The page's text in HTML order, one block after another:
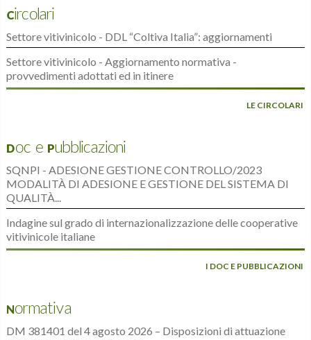
Circolari
Settore vitivinicolo - DDL “Coltiva Italia”: aggiornamenti
Settore vitivinicolo - Aggiornamento normativa -
provvedimenti adottati ed in itinere
LE CIRCOLARI
Doc e Pubblicazioni
SQNPI - ADESIONE GESTIONE CONTROLLO/2023
MODALITÀ DI ADESIONE E GESTIONE DEL SISTEMA DI
QUALITÀ...
Indagine sul grado di internazionalizzazione delle cooperative
vitivinicole italiane
I DOC E PUBBLICAZIONI
Normativa
DM 381401 del 4 agosto 2026 – Disposizioni di attuazione